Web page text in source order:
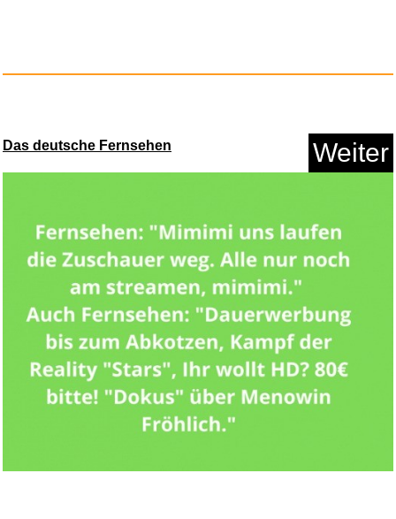
Geberit Mepla Arm.-
Anzeige
Kekz Audiochip: Disney - Kekz ...
Das deutsche Fernsehen Weiter